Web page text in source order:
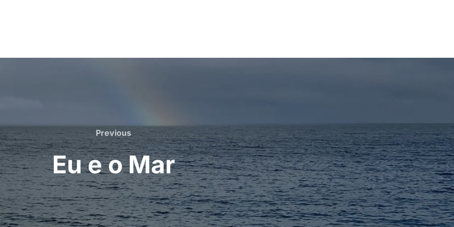
Previous
Previous
Eu e o Mar